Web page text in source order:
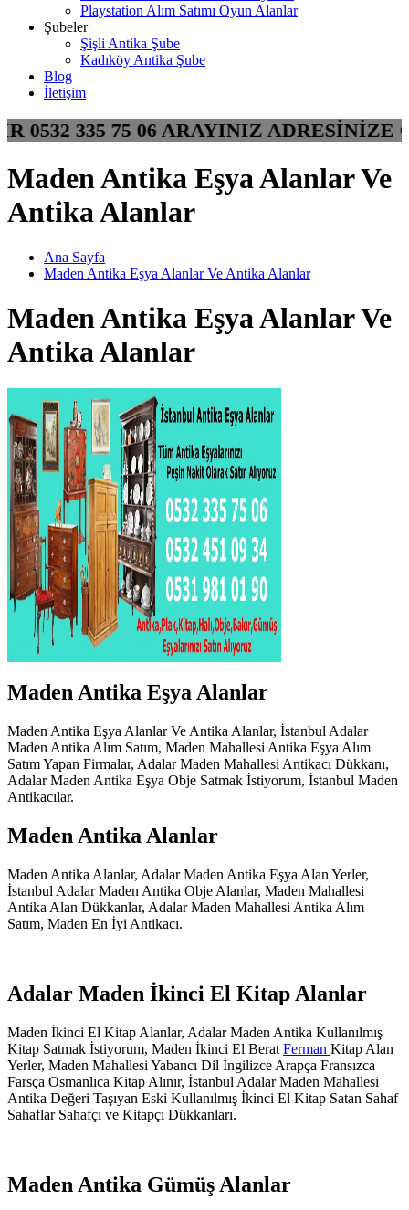
Playstation Alım Satımı Oyun Alanlar
Şubeler
Şişli Antika Şube
Kadıköy Antika Şube
Blog
İletişim
0532 335 75 06 ARAYINIZ
Maden Antika Eşya Alanlar Ve
Antika Alanlar
Ana Sayfa
Maden Antika Eşya Alanlar Ve Antika Alanlar
Maden Antika Eşya Alanlar Ve
Antika Alanlar
Maden Antika Eşya Alanlar
Maden Antika Eşya Alanlar Ve Antika Alanlar, İstanbul Adalar
Maden Antika Alım Satım, Maden Mahallesi Antika Eşya Alım
Satım Yapan Firmalar, Adalar Maden Mahallesi Antikacı Dükkanı,
Adalar Maden Antika Eşya Obje Satmak İstiyorum, İstanbul Maden
Antikacılar.
Maden Antika Alanlar
Maden Antika Alanlar, Adalar Maden Antika Eşya Alan Yerler,
İstanbul Adalar Maden Antika Obje Alanlar, Maden Mahallesi
Antika Alan Dükkanlar, Adalar Maden Mahallesi Antika Alım
Satım, Maden En İyi Antikacı.
Adalar Maden İkinci El Kitap Alanlar
Maden İkinci El Kitap Alanlar, Adalar Maden Antika Kullanılmış
Kitap Satmak İstiyorum, Maden İkinci El Berat Ferman Kitap Alan
Yerler, Maden Mahallesi Yabancı Dil İngilizce Arapça Fransızca
Farsça Osmanlıca Kitap Alınır, İstanbul Adalar Maden Mahallesi
Antika Değeri Taşıyan Eski Kullanılmış İkinci El Kitap Satan Sahaf
Sahaflar Sahafçı ve Kitapçı Dükkanları.
Maden Antika Gümüş Alanlar